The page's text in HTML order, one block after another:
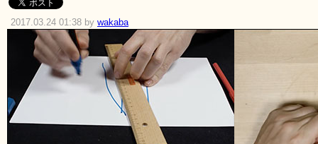
2017.03.24 01:38 by wakaba